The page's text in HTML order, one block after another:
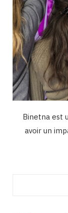
Binetna est
avoir un